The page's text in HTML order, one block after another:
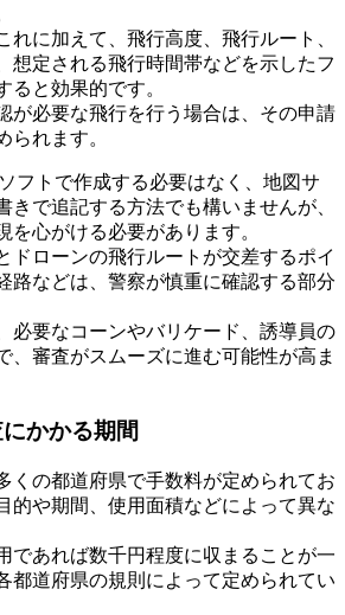
れに加えて、飛行高度、飛行ルート、
想定される飛行時間帯などを示したフ
ると効果的です。
が必要な飛行を行う場合は、その申請
られます。
フトで作成する必要はなく、地図サ
きで追記する方法でも構いませんが、
を心がける必要があります。
ドローンの飛行ルートが交差するポイ
路などは、警察が慎重に確認する部分
必要なコーンやバリケード、誘導員の
、審査がスムーズに進む可能性が高ま
かかる期間
くの都道府県で手数料が定められてお
的や期間、使用面積などによって異な
であれば数千円程度に収まることが一
都道府県の規則によって定められてい